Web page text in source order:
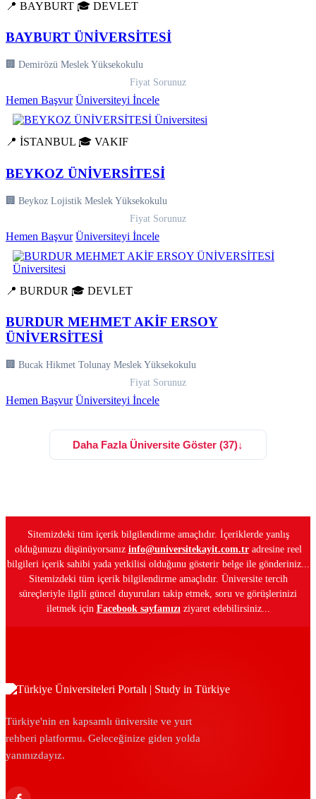
📍 BAYBURT 🎓 DEVLET
BAYBURT ÜNİVERSİTESİ
🏢 Demirözü Meslek Yüksekokulu
Fiyat Sorunuz
Hemen Başvur Üniversiteyi İncele
📍 İSTANBUL 🎓 VAKIF
BEYKOZ ÜNİVERSİTESİ
🏢 Beykoz Lojistik Meslek Yüksekokulu
Fiyat Sorunuz
Hemen Başvur Üniversiteyi İncele
📍 BURDUR 🎓 DEVLET
BURDUR MEHMET AKİF ERSOY
ÜNİVERSİTESİ
🏢 Bucak Hikmet Tolunay Meslek Yüksekokulu
Fiyat Sorunuz
Hemen Başvur Üniversiteyi İncele
Daha Fazla Üniversite Göster (37)↓
Sitemizdeki tüm içerik bilgilendirme amaçlıdır. İçeriklerde yanlış
olduğunuzu düşünüyorsanız info@universitekayit.com.tradresine reel
bilgileri içerik sahibi yada yetkilisi olduğunu gösterir belge ile gönderiniz...
Sitemizdeki tüm içerik bilgilendirme amaçlıdır. Üniversite tercih
süreçleriyle ilgili güncel duyuruları takip etmek, soru ve görüşlerinizi
iletmek için Facebook sayfamızı ziyaret edebilirsiniz...
Türkiye'nin en kapsamlı üniversite ve yurt
rehberi platformu. Geleceğinize giden yolda
yanınızdayız.